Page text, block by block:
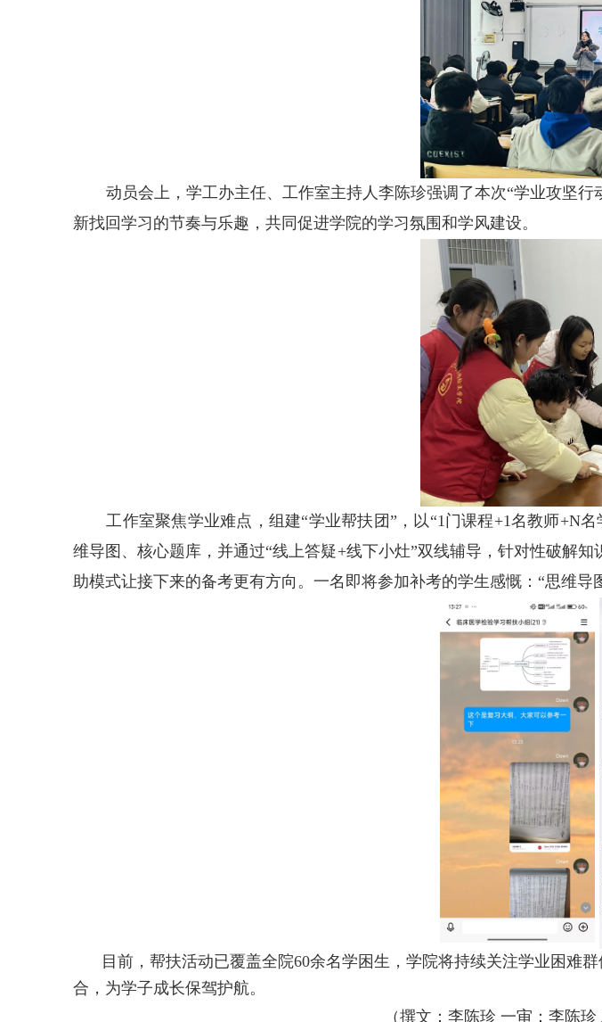
动员会上，学工办主任、工作室主持人李陈珍强调了本次“学业攻坚
新找回学习的节奏与乐趣，共同促进学院的学习氛围和学风建设。
工作室聚焦学业难点，组建“学业帮扶团”，以“1门课程+1名教师+N
维导图、核心题库，并通过“线上答疑+线下小灶”双线辅导，针对性破解
助模式让接下来的备考更有方向。一名即将参加补考的学生感慨：“思维
目前，帮扶活动已覆盖全院60余名学困生，学院将持续关注学业困难
合，为学子成长保驾护航。
（撰文：李陈珍 一审：李陈